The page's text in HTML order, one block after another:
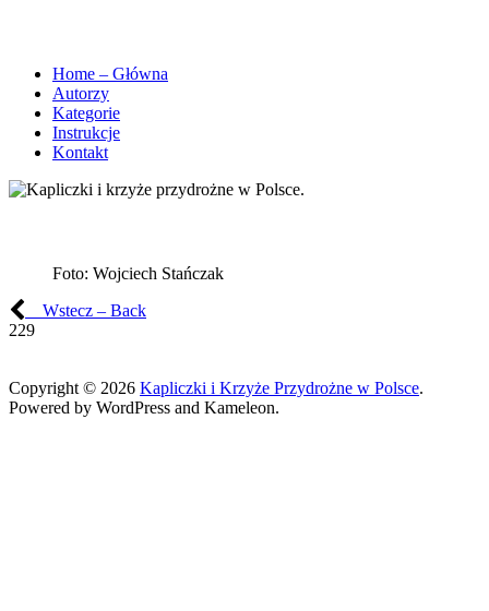
Home – Główna
Autorzy
Kategorie
Instrukcje
Kontakt
Foto: Wojciech Stańczak
Wstecz – Back
229
Copyright © 2026 Kapliczki i Krzyże Przydrożne w Polsce.
Powered by WordPress and Kameleon.